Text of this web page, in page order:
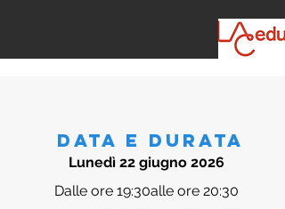
data e durata
Lunedì 22 giugno 2026
Dalle ore 19:30alle ore 20:30